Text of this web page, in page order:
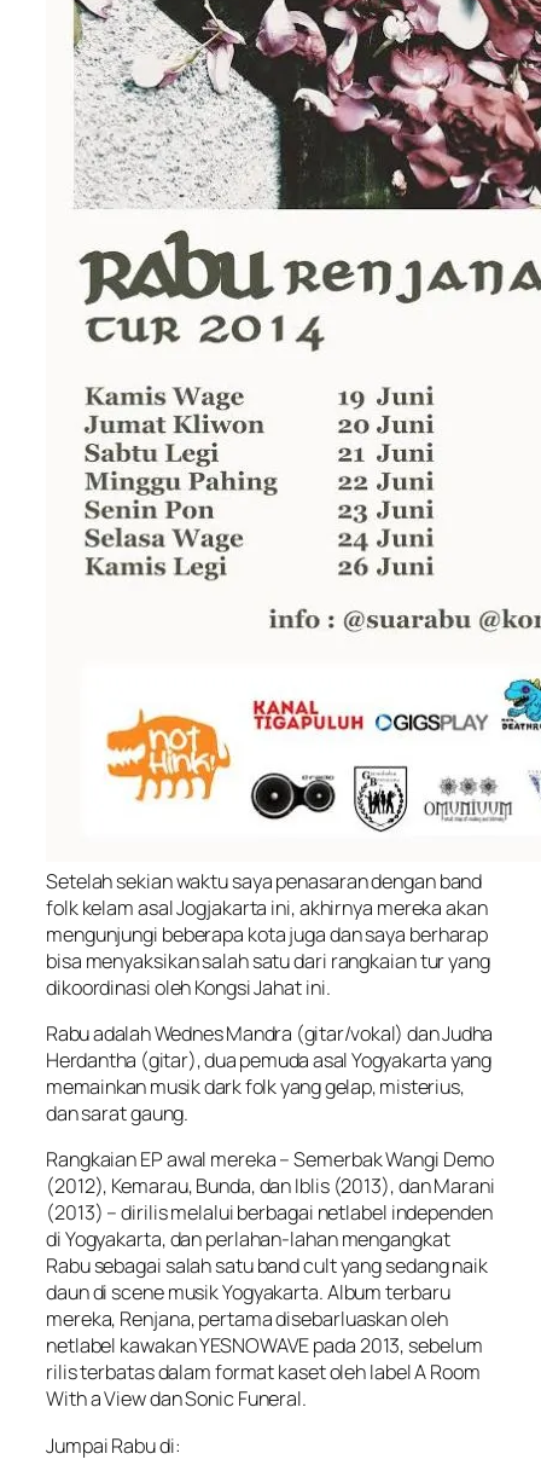
Setelah sekian waktu saya penasaran dengan band
folk kelam asal Jogjakarta ini, akhirnya mereka akan
mengunjungi beberapa kota juga dan saya berharap
bisa menyaksikan salah satu dari rangkaian tur yang
dikoordinasi oleh Kongsi Jahat ini.
Rabu adalah Wednes Mandra (gitar/vokal) dan Judha
Herdantha (gitar), dua pemuda asal Yogyakarta yang
memainkan musik dark folk yang gelap, misterius,
dan sarat gaung.
Rangkaian EP awal mereka – Semerbak Wangi Demo
(2012), Kemarau, Bunda, dan Iblis (2013), dan Marani
(2013) – dirilis melalui berbagai netlabel independen
di Yogyakarta, dan perlahan-lahan mengangkat
Rabu sebagai salah satu band cult yang sedang naik
daun di scene musik Yogyakarta. Album terbaru
mereka, Renjana, pertama disebarluaskan oleh
netlabel kawakan YESNOWAVE pada 2013, sebelum
rilis terbatas dalam format kaset oleh label A Room
With a View dan Sonic Funeral.
Jumpai Rabu di: